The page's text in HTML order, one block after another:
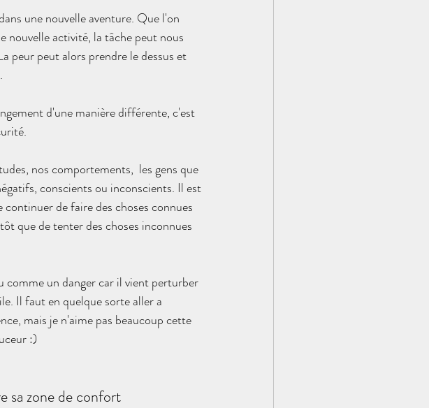
une nouvelle aventure. Que l'on
nouvelle activité, la tâche peut nous
peur peut alors prendre le dessus et
d'une manière différente, c'est
nos comportements,  les gens que
conscients ou inconscients. Il est
de faire des choses connues
que de tenter des choses inconnues
un danger car il vient perturber
Il faut en quelque sorte aller a
mais je n'aime pas beaucoup cette
:)
sa zone de confort